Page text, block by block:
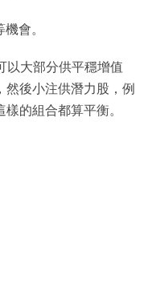
會。
以大部分供平穩增值
然後小注供潛力股，例
的組合都算平衡。